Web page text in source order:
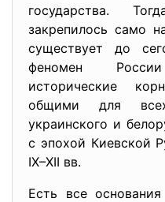
государства.
закрепилось само
существует до
феномен
исторические
общими для
украинского и
с эпохой Киевской
IX–XII вв.
Есть все